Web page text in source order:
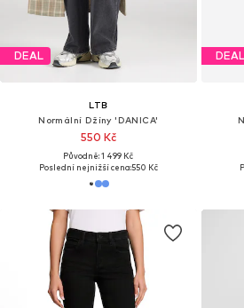
DEAL
LTB
Normální Džíny 'DANICA'
550 Kč
Původně: 1 499 Kč
Poslední nejnižší cena:550 Kč
DEAL